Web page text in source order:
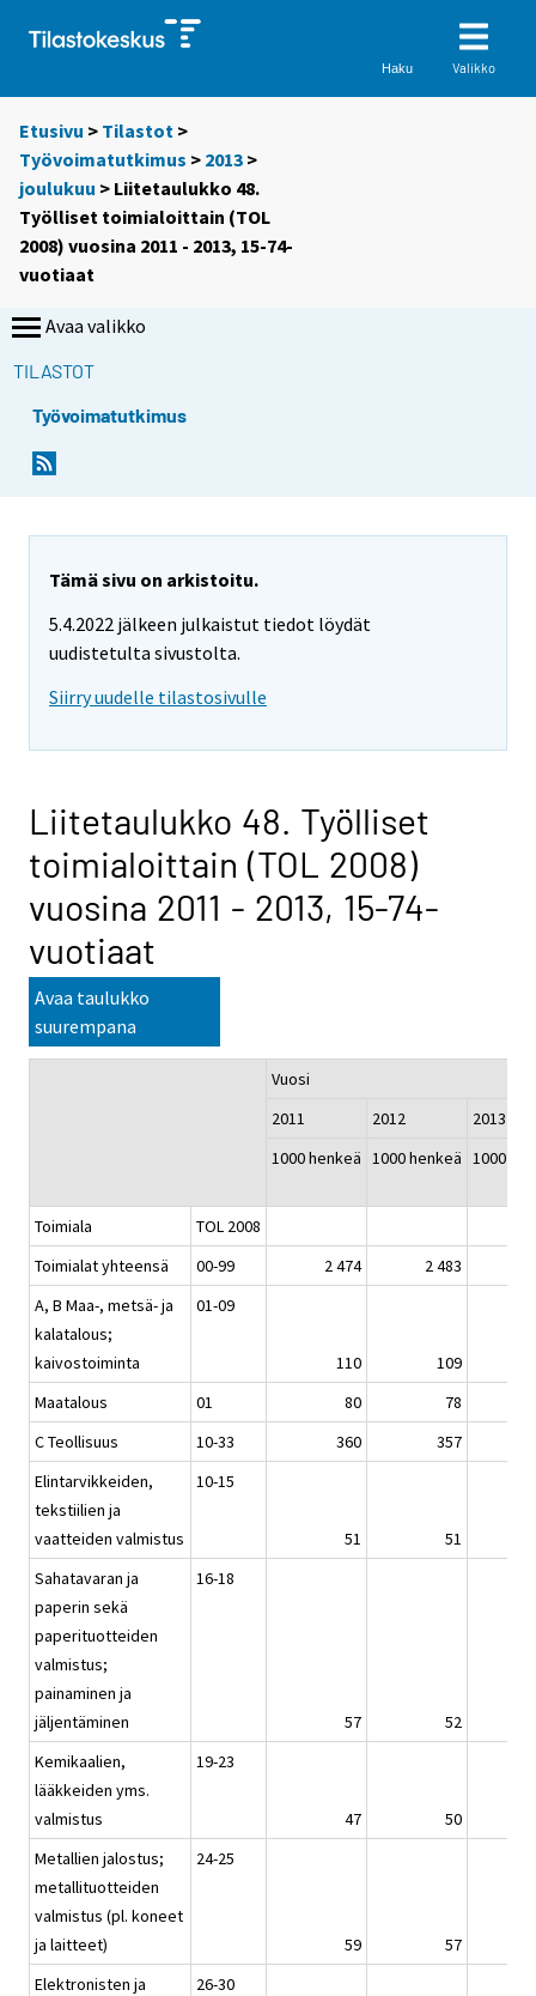
Haku Valikko
Etusivu > Tilastot >
Työvoimatutkimus > 2013 >
joulukuu > Liitetaulukko 48.
Työlliset toimialoittain (TOL
2008) vuosina 2011 - 2013, 15-74-
vuotiaat
Avaa valikko
TILASTOT
Työvoimatutkimus
Tämä sivu on arkistoitu.
5.4.2022 jälkeen julkaistut tiedot löydät
uudistetulta sivustolta.
Siirry uudelle tilastosivulle
Liitetaulukko 48. Työlliset
toimialoittain (TOL 2008)
vuosina 2011 - 2013, 15-74-
vuotiaat
Avaa taulukko
suurempana
Vuosi
2011
2012
2013
1000 henkeä 1000 henkeä 1000
Toimiala
TOL 2008
Toimialat yhteensä
00-99 2 474 2 483
A, B Maa-, metsä- ja
kalatalous;
kaivostoiminta
01-09
110
109
Maatalous
01 80
78
C Teollisuus
10-33 360
357
Elintarvikkeiden,
tekstiilien ja
vaatteiden valmistus
10-15
51
51
Sahatavaran ja
paperin sekä
paperituotteiden
valmistus;
painaminen ja
jäljentäminen
16-18
57
52
Kemikaalien,
lääkkeiden yms.
valmistus
19-23
47
50
Metallien jalostus;
metallituotteiden
valmistus (pl. koneet
ja laitteet)
24-25
59
57
Elektronisten ja
26-30